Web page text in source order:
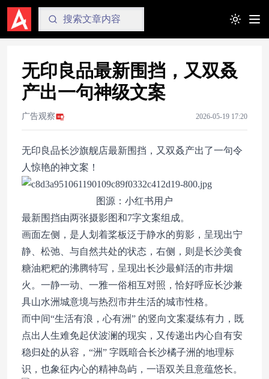
Toggle
无印良品最新围挡，又双叒
产出一句神级文案
广告观察 2026-05-19 17:20
无印良品长沙旗舰店最新围挡，又双叒产出了一句令
人惊艳的神文案！
图源：小红书用户
最新围挡由两张摄影图和7字文案组成。
画面左侧，是人划着桨板泛于静水的剪影，呈现出宁
静、松弛、与自然共处的状态，右侧，则是长沙美食
糖油粑粑的沸腾特写，呈现出长沙最鲜活的市井烟
火。一静一动、一雅一俗相互对照，恰好呼应长沙兼
具山水洲城意境与热烈市井生活的城市性格。
而中间“生活有浪，心有洲” 的竖向文案凝练有力，既
点出人生难免起伏波澜的现实，又传递出内心自有安
稳归处的从容，“洲” 字既暗合长沙橘子洲的地理标
识，也象征内心的精神岛屿，一语双关且意蕴悠长。